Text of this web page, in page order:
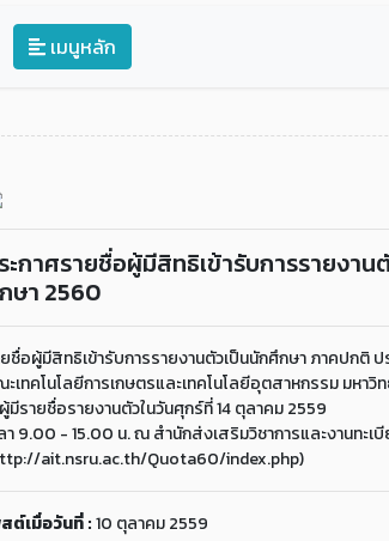
เมนูหลัก
ะกาศรายชื่อผู้มีสิทธิเข้ารับการรายงา
ษา 2560
ชื่อผู้มีสิทธิเข้ารับการรายงานตัวเป็นนักศึกษา ภาคปกติ
เทคโนโลยีการเกษตรและเทคโนโลยีอุตสาหกรรม มหา
มีรายชื่อรายงานตัวในวันศุกร์ที่ 14 ตุลาคม 2559
า 9.00 - 15.00 น. ณ สำนักส่งเสริมวิชาการและงานทะเ
ait.nsru.ac.th/Quota60/index.php)
ต์เมื่อวันที่ :10 ตุลาคม 2559